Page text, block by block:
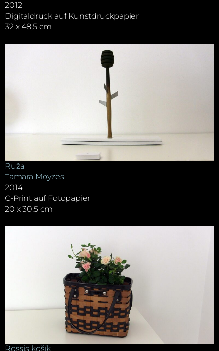
2012
Digitaldruck auf Kunstdruckpapier
32 x 48,5 cm
Ruža
Tamara Moyzes
2014
C-Print auf Fotopapier
20 x 30,5 cm
Rossis košík